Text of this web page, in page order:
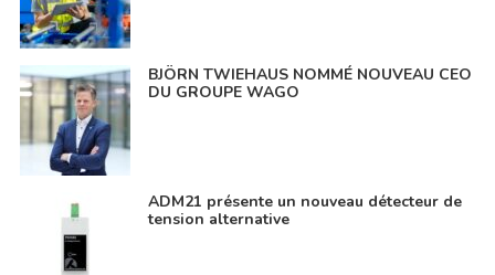
BJÖRN TWIEHAUS NOMMÉ NOUVEAU CEO
DU GROUPE WAGO
ADM21 présente un nouveau détecteur de
tension alternative